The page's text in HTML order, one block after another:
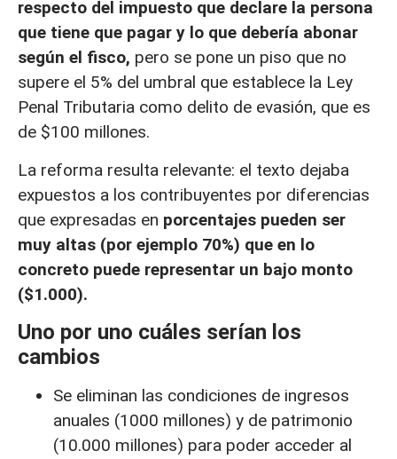
respecto del impuesto que declare la persona
que tiene que pagar y lo que debería abonar
según el fisco, pero se pone un piso que no
supere el 5% del umbral que establece la Ley
Penal Tributaria como delito de evasión, que es
de $100 millones.
La reforma resulta relevante: el texto dejaba
expuestos a los contribuyentes por diferencias
que expresadas en porcentajes pueden ser
muy altas (por ejemplo 70%) que en lo
concreto puede representar un bajo monto
($1.000).
Uno por uno cuáles serían los
cambios
Se eliminan las condiciones de ingresos
anuales (1000 millones) y de patrimonio
(10.000 millones) para poder acceder al